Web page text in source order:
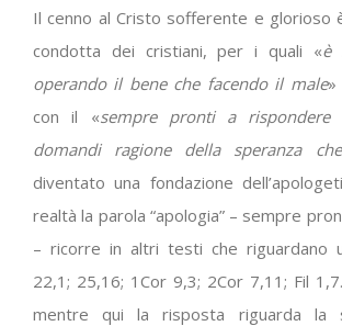
Il cenno al Cristo sofferente e glorioso
condotta dei cristiani, per i quali «è
operando il bene che facendo il male»
con il «sempre pronti a
domandi ragione della speranza
diventato una fondazione
realtà la parola “apologia” – sempre
– ricorre in altri testi che riguardano
22,1; 25,16; 1Cor 9,3; 2Cor 7,11; Fil
mentre qui la risposta riguarda la